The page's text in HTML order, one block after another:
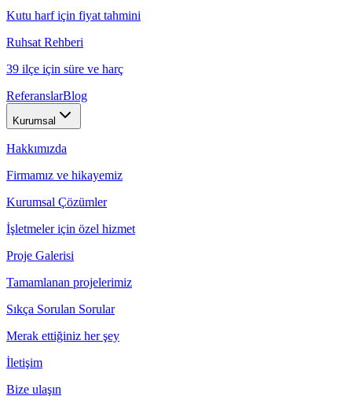
Kutu harf için fiyat tahmini
Ruhsat Rehberi
39 ilçe için süre ve harç
ReferanslarBlog
Kurumsal
Hakkımızda
Firmamız ve hikayemiz
Kurumsal Çözümler
İşletmeler için özel hizmet
Proje Galerisi
Tamamlanan projelerimiz
Sıkça Sorulan Sorular
Merak ettiğiniz her şey
İletişim
Bize ulaşın